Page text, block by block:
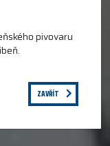
pivovaru
ZAVŘÍT